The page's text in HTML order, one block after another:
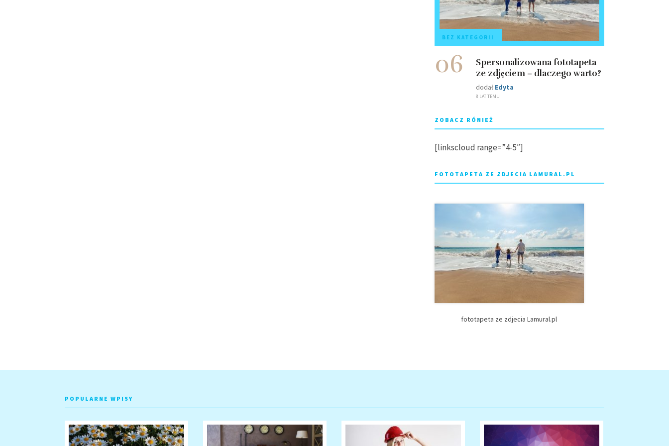
BEZ KATEGORII
06
Spersonalizowana fototapeta
ze zdjęciem – dlaczego warto?
dodał Edyta
8 LAT TEMU
ZOBACZ RÓNIEŻ
[linkscloud range=”4-5″]
FOTOTAPETA ZE ZDJECIA LAMURAL.PL
fototapeta ze zdjecia Lamural.pl
POPULARNE WPISY